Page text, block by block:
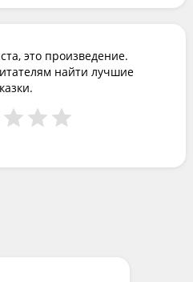
это произведение.
найти лучшие